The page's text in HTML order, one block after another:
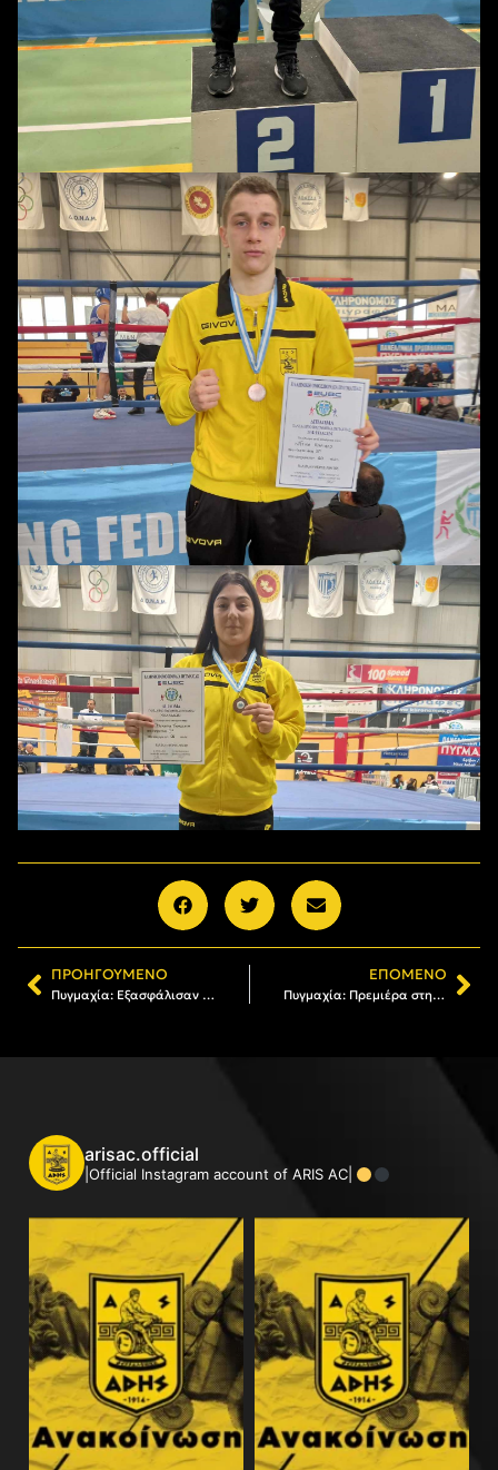
ΠΡΟΗΓΟΎΜΕΝΟ
Πυγμαχία: Εξασφάλισαν μετάλλιο οι Π. Κωνσταντινούδης, Ντίκος, Ρήγα
ΕΠΌΜΕΝΟ
Πυγμαχία: Πρεμιέρα στη Ρουμανία για τον Αλέξανδρο Κωνσταντινούδη
arisac.official
|Official Instagram account of ARIS AC|